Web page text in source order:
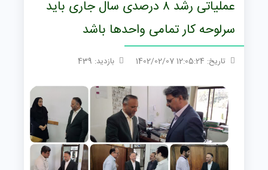
عملیاتی رشد ۸ درصدی سال جاری باید
سرلوحه کار تمامی واحدها باشد
تاریخ: 12:05:24 1402/02/07 بازدید: 439